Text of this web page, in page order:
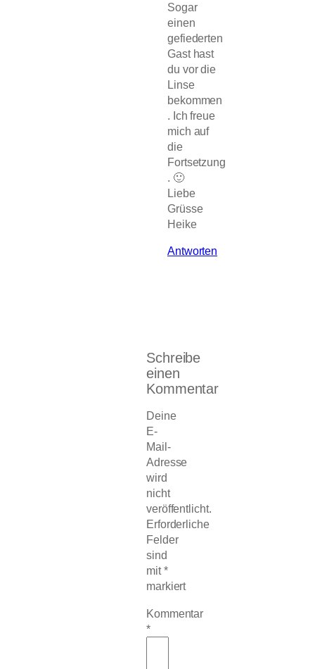
Sogar
einen
gefiederten
Gast hast
du vor die
Linse
bekommen
. Ich freue
mich auf
die
Fortsetzung
. 🙂
Liebe
Grüsse
Heike
Antworten
Schreibe
einen
Kommentar
Deine
E-
Mail-
Adresse
wird
nicht
veröffentlicht.
Erforderliche
Felder
sind
mit*
markiert
Kommentar
*